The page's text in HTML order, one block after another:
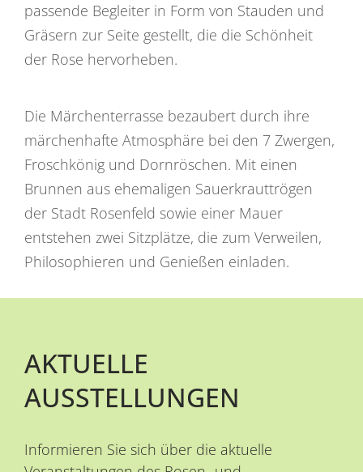
passende Begleiter in Form von Stauden und
Gräsern zur Seite gestellt, die die Schönheit
der Rose hervorheben.
Die Märchenterrasse bezaubert durch ihre
märchenhafte Atmosphäre bei den 7 Zwergen,
Froschkönig und Dornröschen. Mit einen
Brunnen aus ehemaligen Sauerkrauttrögen
der Stadt Rosenfeld sowie einer Mauer
entstehen zwei Sitzplätze, die zum Verweilen,
Philosophieren und Genießen einladen.
AKTUELLE
AUSSTELLUNGEN
Informieren Sie sich über die aktuelle